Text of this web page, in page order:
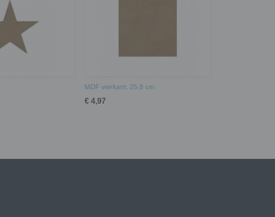
MDF vierkant; 25,8 cm
€ 4,97